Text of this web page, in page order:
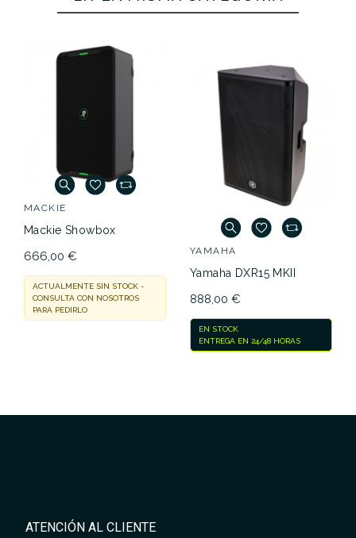
MACKIE
Mackie Showbox
666,00 €
ACTUALMENTE SIN STOCK -
CONSULTA CON NOSOTROS
PARA PEDIRLO
YAMAHA
Yamaha DXR15 MKII
888,00 €
EN STOCK
ENTREGA EN 24/48 HORAS
ATENCIÓN AL CLIENTE